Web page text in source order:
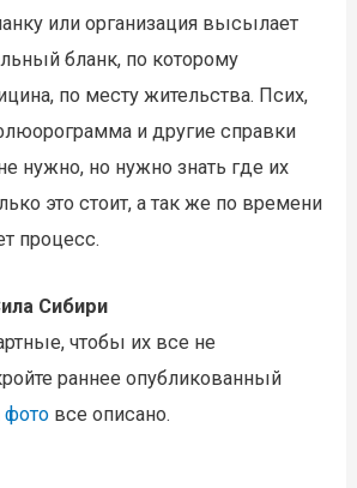
или организация высылает
бланк, по которому
по месту жительства. Псих,
и другие справки
нужно, но нужно знать где их
это стоит, а так же по времени
процесс.
Сибири
чтобы их все не
раннее опубликованный
фото все описано.